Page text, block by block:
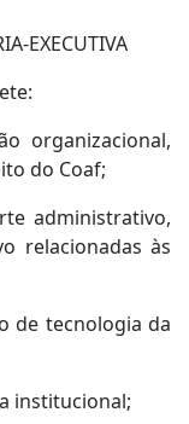
EXECUTIVA
organizacional,
do Coaf;
administrativo,
relacionadas às
de tecnologia da
institucional;